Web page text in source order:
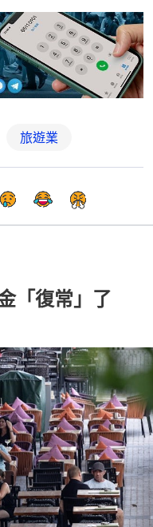
旅遊業
「復常」了